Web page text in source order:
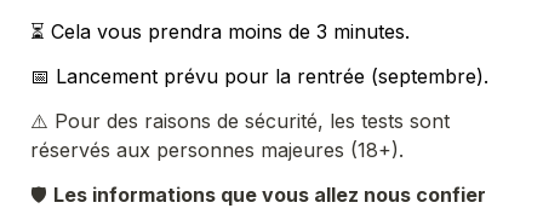
⏳ Cela vous prendra moins de 3 minutes.
📅 Lancement prévu pour la rentrée (septembre).
⚠️ Pour des raisons de sécurité, les tests sont
réservés aux personnes majeures (18+).
🛡️ Les informations que vous allez nous confier